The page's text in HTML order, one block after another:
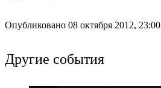
Опубликовано 08 октября 2012, 23:00
Другие события